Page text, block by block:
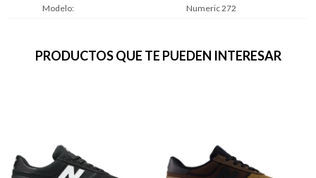
Modelo
Numeric 272
PRODUCTOS QUE TE PUEDEN INTERESAR